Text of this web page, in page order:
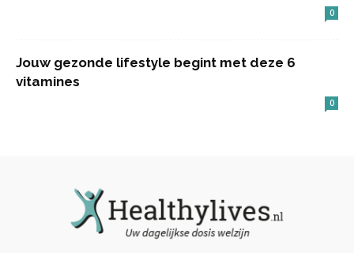
0
Jouw gezonde lifestyle begint met deze 6
vitamines
0